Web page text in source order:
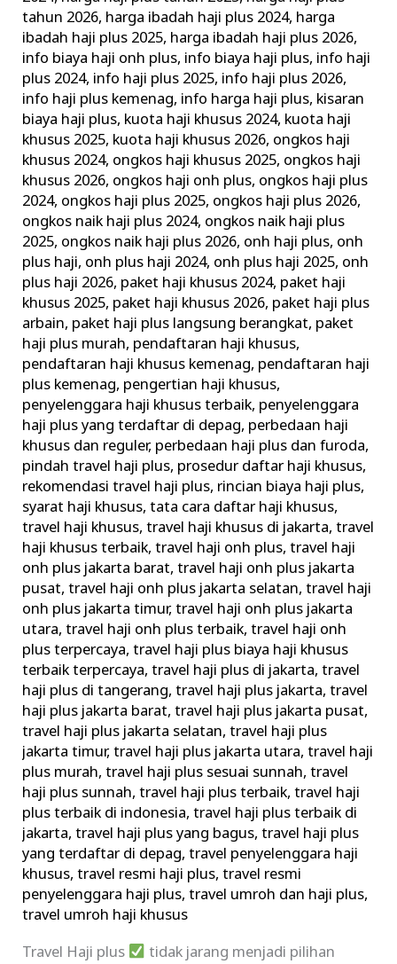
tahun 2026, harga ibadah haji plus 2024, harga
ibadah haji plus 2025, harga ibadah haji plus 2026,
info biaya haji onh plus, info biaya haji plus, info haji
plus 2024, info haji plus 2025, info haji plus 2026,
info haji plus kemenag, info harga haji plus, kisaran
biaya haji plus, kuota haji khusus 2024, kuota haji
khusus 2025, kuota haji khusus 2026, ongkos haji
khusus 2024, ongkos haji khusus 2025, ongkos haji
khusus 2026, ongkos haji onh plus, ongkos haji plus
2024, ongkos haji plus 2025, ongkos haji plus 2026,
ongkos naik haji plus 2024, ongkos naik haji plus
2025, ongkos naik haji plus 2026, onh haji plus, onh
plus haji, onh plus haji 2024, onh plus haji 2025, onh
plus haji 2026, paket haji khusus 2024, paket haji
khusus 2025, paket haji khusus 2026, paket haji plus
arbain, paket haji plus langsung berangkat, paket
haji plus murah, pendaftaran haji khusus,
pendaftaran haji khusus kemenag, pendaftaran haji
plus kemenag, pengertian haji khusus,
penyelenggara haji khusus terbaik, penyelenggara
haji plus yang terdaftar di depag, perbedaan haji
khusus dan reguler, perbedaan haji plus dan furoda,
pindah travel haji plus, prosedur daftar haji khusus,
rekomendasi travel haji plus, rincian biaya haji plus,
syarat haji khusus,tata cara daftar haji khusus,
travel haji khusus,travel haji khusus di jakarta,travel
haji khusus terbaik,travel haji onh plus,travel haji
onh plus jakarta barat,travel haji onh plus jakarta
pusat,travel haji onh plus jakarta selatan,travel haji
onh plus jakarta timur,travel haji onh plus jakarta
utara,travel haji onh plus terbaik,travel haji onh
plus terpercaya,travel haji plus biaya haji khusus
terbaik terpercaya,travel haji plus di jakarta,travel
haji plus di tangerang,travel haji plus jakarta,travel
haji plus jakarta barat,travel haji plus jakarta pusat,
travel haji plus jakarta selatan,travel haji plus
jakarta timur,travel haji plus jakarta utara,travel haji
plus murah,travel haji plus sesuai sunnah,travel
haji plus sunnah,travel haji plus terbaik,travel haji
plus terbaik di indonesia,travel haji plus terbaik di
jakarta,travel haji plus yang bagus,travel haji plus
yang terdaftar di depag,travel penyelenggara haji
khusus,travel resmi haji plus,travel resmi
penyelenggara haji plus,travel umroh dan haji plus,
travel umroh haji khusus
Travel Haji plus
tidak jarang menjadi pilihan